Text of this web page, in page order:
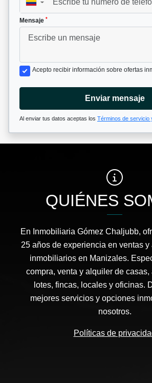
▼
Mensaje *
Acepto recibir información sobre ofertas
Enviar mensaje
Al enviar tus datos aceptas los Términos de servicio
QUIÉNES
En Inmobiliaria Gómez Chaljubb,
25 años de experiencia en ventas
inmobiliarios en Manizales.
compra, venta y alquiler de casas,
lotes, fincas, locales y oficinas.
mejores servicios y opciones
nosotros.
Políticas de